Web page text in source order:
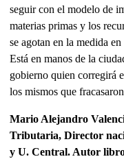
seguir con el modelo de
materias primas y los
se agotan en la medida
Está en manos de la
gobierno quien corregirá
los mismos que
Mario Alejandro
Tributaria, Director
y U. Central. Autor